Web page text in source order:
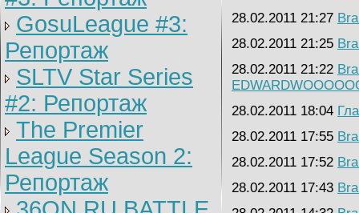
GosuLeague #3:
Репортаж
SLTV Star Series
#2: Репортаж
The Premier
League Season 2:
Репортаж
28.02.2011 21:27
28.02.2011 21:25
28.02.2011 21:22
28.02.2011 18:04
28.02.2011 17:55
28.02.2011 17:52
28.02.2011 17:43